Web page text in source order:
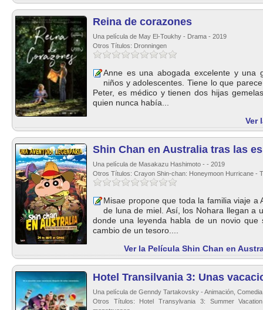
Reina de corazones
Una película de May El-Toukhy - Drama - 2019
Otros Títulos: Dronningen
Anne es una abogada excelente y una
niños y adolescentes. Tiene lo que
Peter, es médico y tienen dos hijas
quien nunca había...
Ver
Shin Chan en Australia tras las
Una película de Masakazu Hashimoto - - 2019
Otros Títulos: Crayon Shin-chan: Honeymoon Hurricane -
Misae propone que toda la familia viaje a
de luna de miel. Así, los Nohara llegan a
donde una leyenda habla de un novio
cambio de un tesoro....
Ver la Película Shin Chan en
Hotel Transilvania 3: Unas
Una película de Genndy Tartakovsky - Animación,
Otros Títulos: Hotel Transylvania 3: Summer